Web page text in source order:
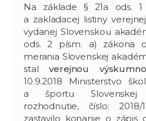
Na základe § 21a ods.
a zakladacej listiny
vydanej Slovenskou
ods. 2 písm. a) zákona
merania Slovenskej
stalverejnou
10.9.2018 Ministerstvo
a športu Slovenskej
rozhodnutie, číslo: 2018/
zastavilo konanie o zápis